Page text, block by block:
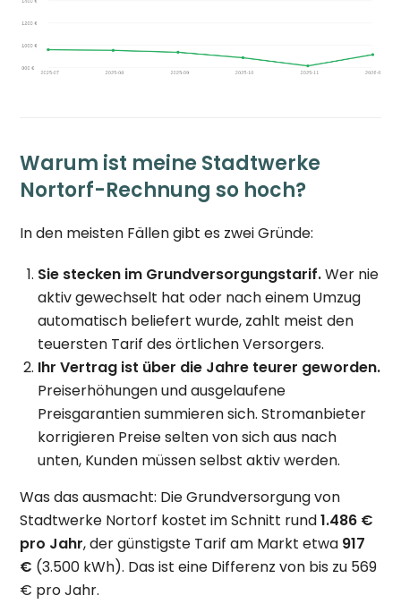
Warum ist meine Stadtwerke
Nortorf-Rechnung so hoch?
In den meisten Fällen gibt es zwei Gründe:
Sie stecken im Grundversorgungstarif.Wer nie
aktiv gewechselt hat oder nach einem Umzug
automatisch beliefert wurde, zahlt meist den
teuersten Tarif des örtlichen Versorgers.
Ihr Vertrag ist über die Jahre teurer geworden.
Preiserhöhungen und ausgelaufene
Preisgarantien summieren sich. Stromanbieter
korrigieren Preise selten von sich aus nach
unten, Kunden müssen selbst aktiv werden.
Was das ausmacht: Die Grundversorgung von
Stadtwerke Nortorf kostet im Schnitt rund1.486 €
pro Jahr, der günstigste Tarif am Markt etwa 917
€ (3.500 kWh). Das ist eine Differenz von bis zu 569
€ pro Jahr.